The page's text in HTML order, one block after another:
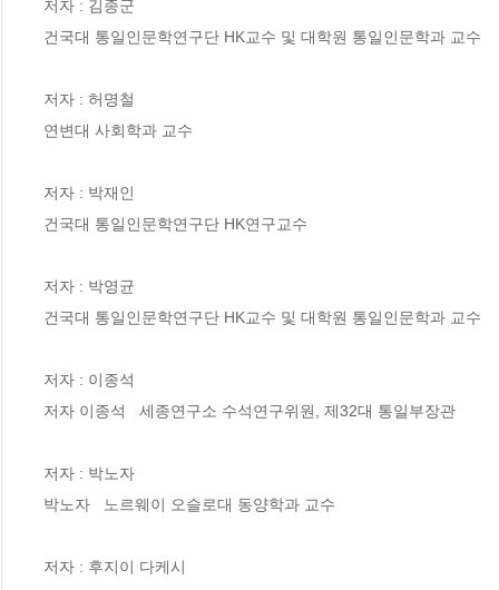
저자 : 김종군
건국대 통일인문학연구단 HK교수 및 대학원 통일인문학과 교수
저자 : 허명철
연변대 사회학과 교수
저자 : 박재인
건국대 통일인문학연구단 HK연구교수
저자 : 박영균
건국대 통일인문학연구단 HK교수 및 대학원 통일인문학과 교수
저자 : 이종석
저자 이종석   세종연구소 수석연구위원, 제32대 통일부장관
저자 : 박노자
박노자   노르웨이 오슬로대 동양학과 교수
저자 : 후지이 다케시